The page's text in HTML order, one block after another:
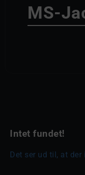
MS-
Intet fundet!
Det ser ud til, at der